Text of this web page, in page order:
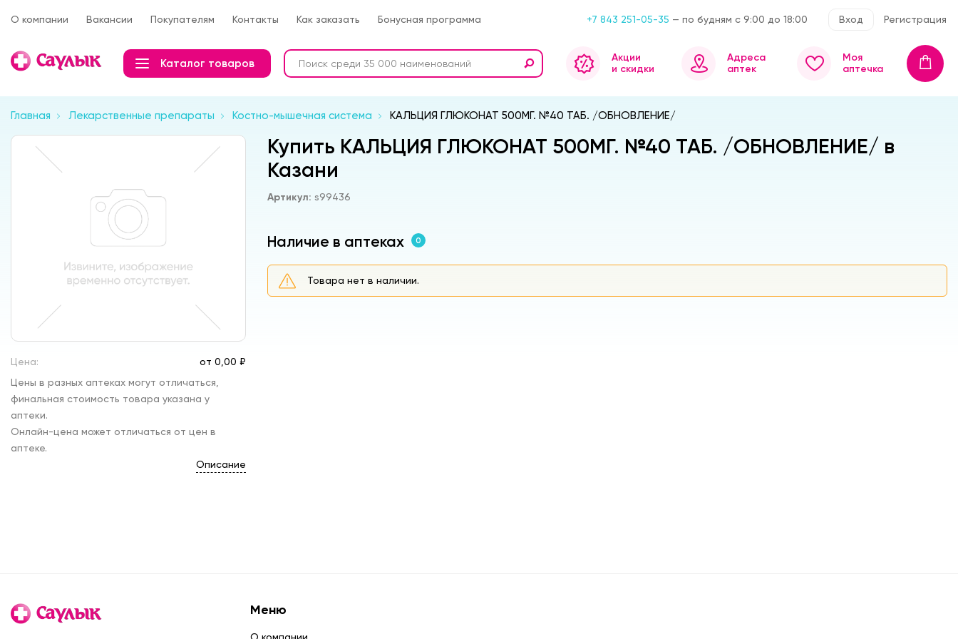
О компании Вакансии Покупателям Контакты Как заказать Бонусная программа +7 843 251-05-35 — по будням с 9:00 до 18:00 Вход Регистрация
Каталог товаров
Акции
и скидки
Адреса
аптек
Моя
аптечка
Главная Лекарственные препараты Костно-мышечная система КАЛЬЦИЯ ГЛЮКОНАТ 500МГ. №40 ТАБ. /ОБНОВЛЕНИЕ/
Цена: от 0, 00 ₽
Цены в разных аптеках могут отличаться,
финальная стоимость товара указана у
аптеки.
Онлайн-цена может отличаться от цен в
аптеке.
Описание
Купить КАЛЬЦИЯ ГЛЮКОНАТ 500МГ. №40 ТАБ. /ОБНОВЛЕНИЕ/ в
Казани
Артикул: s99436
Наличие в аптеках 0
Товара нет в наличии.
Меню